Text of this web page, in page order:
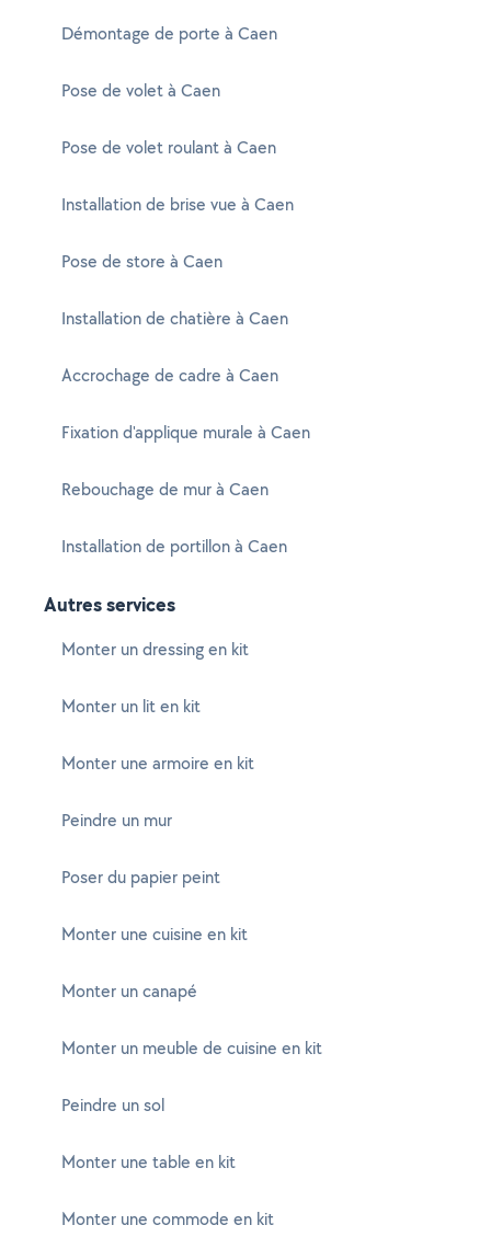
Démontage de porte à Caen
Pose de volet à Caen
Pose de volet roulant à Caen
Installation de brise vue à Caen
Pose de store à Caen
Installation de chatière à Caen
Accrochage de cadre à Caen
Fixation d'applique murale à Caen
Rebouchage de mur à Caen
Installation de portillon à Caen
Autres services
Monter un dressing en kit
Monter un lit en kit
Monter une armoire en kit
Peindre un mur
Poser du papier peint
Monter une cuisine en kit
Monter un canapé
Monter un meuble de cuisine en kit
Peindre un sol
Monter une table en kit
Monter une commode en kit